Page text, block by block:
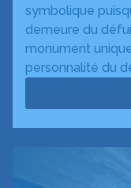
symbolique
demeure du
monument
personnalité du